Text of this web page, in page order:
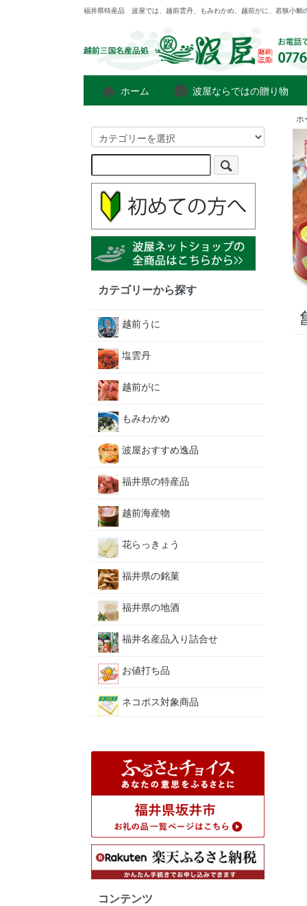
福井県特産品 波屋では、越前雲丹、もみわかめ、越前がに、若狭小鯛
ホーム 波屋ならではの贈り物
ホ
カテゴリーから探す
越前うに
塩雲丹
越前がに
もみわかめ
波屋おすすめ逸品
福井県の特産品
越前海産物
花らっきょう
福井県の銘菓
福井県の地酒
福井名産品入り詰合せ
お値打ち品
ネコポス対象商品
コンテンツ